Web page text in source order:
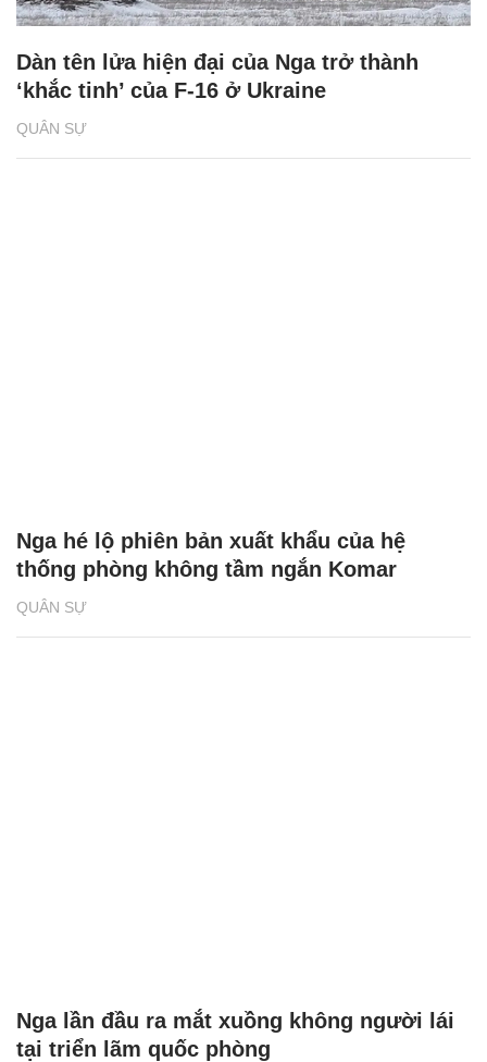
QUÂN SỰ
Dàn tên lửa hiện đại của Nga trở thành
‘khắc tinh’ của F-16 ở Ukraine
QUÂN SỰ
Nga hé lộ phiên bản xuất khẩu của hệ
thống phòng không tầm ngắn Komar
Nga lần đầu ra mắt xuồng không người lái
tại triển lãm quốc phòng